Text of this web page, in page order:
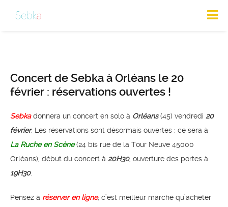
Concert de Sebka à Orléans le 20
février : réservations ouvertes !
Sebkadonnera un concert en solo à Orléans(45) vendredi 20
février. Les réservations sont désormais ouvertes : ce sera à
La Ruche en Scène(24 bis rue de la Tour Neuve 45000
Orléans), début du concert à 20H30, ouverture des portes à
19H30.
Pensez à réserver en ligne, c’est meilleur marché qu’acheter